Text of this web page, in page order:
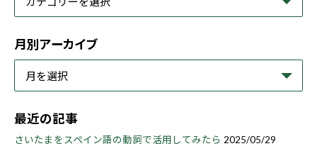
月別アーカイブ
最近の記事
さいたまをスペイン語の動詞で活用してみたら 2025/05/29